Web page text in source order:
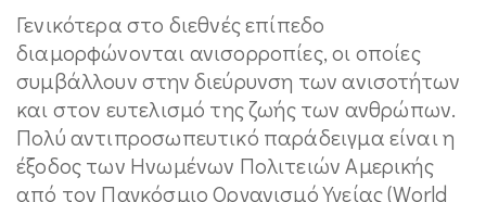
Γενικότερα στο διεθνές επίπεδο
διαμορφώνονται ανισορροπίες, οι οποίες
συμβάλλουν στην διεύρυνση των ανισοτήτων
και στον ευτελισμό της ζωής των ανθρώπων.
Πολύ αντιπροσωπευτικό παράδειγμα είναι η
έξοδος των Ηνωμένων Πολιτειών Αμερικής
από τον Παγκόσμιο Οργανισμό Υγείας (World